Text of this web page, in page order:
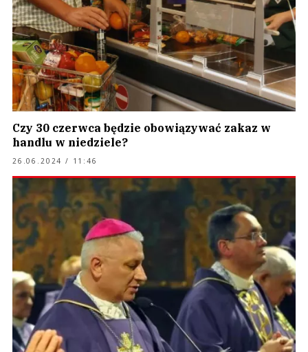
Czy 30 czerwca będzie obowiązywać zakaz w
handlu w niedziele?
26.06.2024 / 11:46